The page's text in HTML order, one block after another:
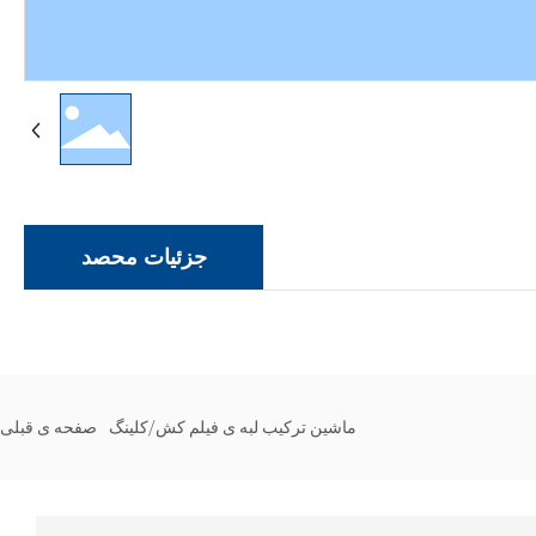
جزئیات محصد
صفحه ی قبلی ماشین ترکیب لبه ی فیلم کش/کلینگ